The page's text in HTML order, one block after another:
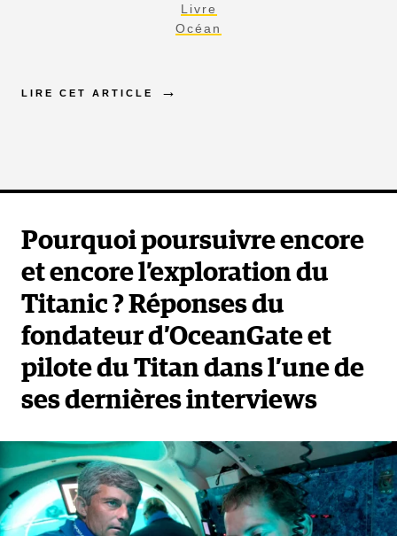
Livre
Océan
LIRE CET ARTICLE
Pourquoi poursuivre encore
et encore l’exploration du
Titanic ? Réponses du
fondateur d’OceanGate et
pilote du Titan dans l’une de
ses dernières interviews